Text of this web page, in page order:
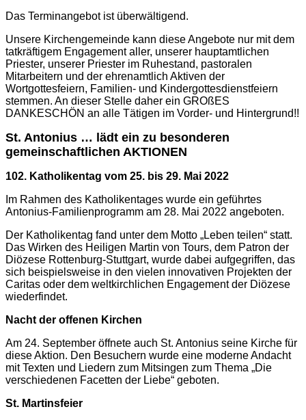
Das Terminangebot ist überwältigend.
Unsere Kirchengemeinde kann diese Angebote nur mit dem
tatkräftigem Engagement aller, unserer hauptamtlichen
Priester, unserer Priester im Ruhestand, pastoralen
Mitarbeitern und der ehrenamtlich Aktiven der
Wortgottesfeiern, Familien- und Kindergottesdienstfeiern
stemmen. An dieser Stelle daher ein GROßES
DANKESCHÖN an alle Tätigen im Vorder- und Hintergrund!!
St. Antonius … lädt ein zu besonderen
gemeinschaftlichen AKTIONEN
102. Katholikentag vom 25. bis 29. Mai 2022
Im Rahmen des Katholikentages wurde ein geführtes
Antonius-Familienprogramm am 28. Mai 2022 angeboten.
Der Katholikentag fand unter dem Motto „Leben teilen“ statt.
Das Wirken des Heiligen Martin von Tours, dem Patron der
Diözese Rottenburg-Stuttgart, wurde dabei aufgegriffen, das
sich beispielsweise in den vielen innovativen Projekten der
Caritas oder dem weltkirchlichen Engagement der Diözese
wiederfindet.
Nacht der offenen Kirchen
Am 24. September öffnete auch St. Antonius seine Kirche für
diese Aktion. Den Besuchern wurde eine moderne Andacht
mit Texten und Liedern zum Mitsingen zum Thema „Die
verschiedenen Facetten der Liebe“ geboten.
St. Martinsfeier